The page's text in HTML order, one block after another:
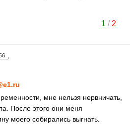
1 / 2
мне нельзя нервничать,
После этого они меня
моего собирались выгнать.